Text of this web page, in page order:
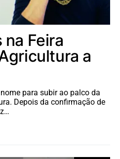
Feira
a
para subir ao palco da
Depois da confirmação de